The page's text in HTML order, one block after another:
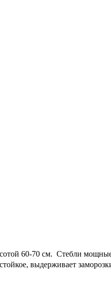
60-70 см. Стебли
выдерживает